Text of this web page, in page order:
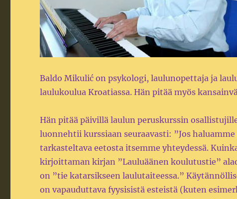
Baldo Mikulić on psykologi, laulunopettaja ja
laulukoulua Kroatiassa. Hän pitää myös
Hän pitää päivillä laulun peruskurssin
luonnehtii kurssiaan seuraavasti: ”Jos
tarkasteltava eetosta itsemme yhteydessä.
kirjoittaman kirjan ”Lauluäänen koulutustie”
on ”tie katarsikseen laulutaiteessa.”
on vapauduttava fyysisistä esteistä (kuten